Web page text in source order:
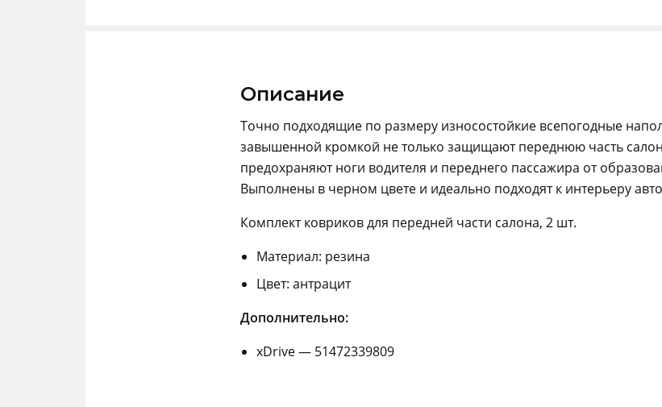
Описание
Точно подходящие по размеру износостойкие всепогодные
завышенной кромкой не только защищают переднюю часть
предохраняют ноги водителя и переднего пассажира от
Выполнены в черном цвете и идеально подходят к интерьеру
Комплект ковриков для передней части салона, 2 шт.
Материал: резина
Цвет: антрацит
Дополнительно:
xDrive — 51472339809